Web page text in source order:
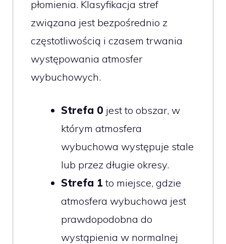
płomienia. Klasyfikacja stref
związana jest bezpośrednio z
częstotliwością i czasem trwania
występowania atmosfer
wybuchowych.
Strefa 0 jest to obszar, w
którym atmosfera
wybuchowa występuje stale
lub przez długie okresy.
Strefa 1 to miejsce, gdzie
atmosfera wybuchowa jest
prawdopodobna do
wystąpienia w normalnej